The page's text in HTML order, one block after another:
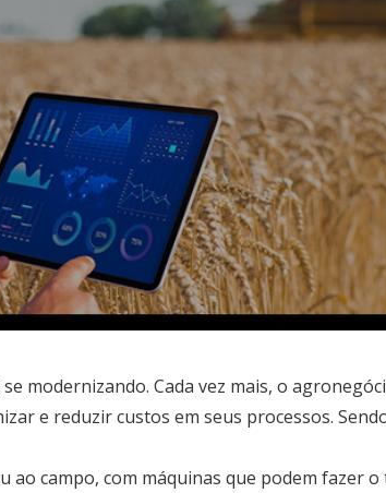
modernizando. Cada vez mais, o
e reduzir custos em seus processos.
ao campo, com máquinas que podem fazer